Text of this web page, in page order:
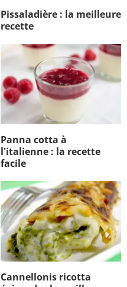
Pissaladière : la meilleure
recette
Panna cotta à
l'italienne : la recette
facile
Cannellonis ricotta